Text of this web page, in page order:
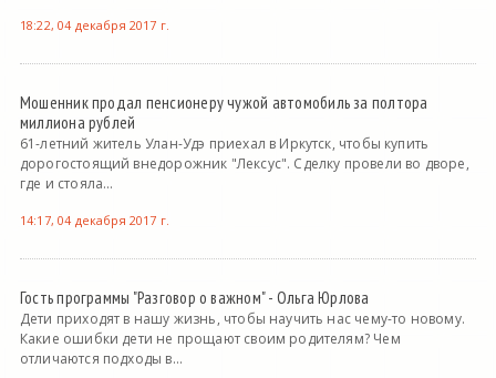
18:22, 04 декабря 2017 г.
Мошенник продал пенсионеру чужой автомобиль за полтора
миллиона рублей
61-летний житель Улан-Удэ приехал в Иркутск, чтобы купить
дорогостоящий внедорожник "Лексус". Сделку провели во дворе,
где и стояла...
14:17, 04 декабря 2017 г.
Гость программы "Разговор о важном" - Ольга Юрлова
Дети приходят в нашу жизнь, чтобы научить нас чему-то новому.
Какие ошибки дети не прощают своим родителям? Чем
отличаются подходы в...